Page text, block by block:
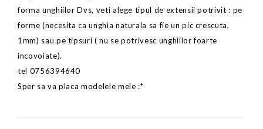
forma unghiilor Dvs, veti alege tipul de extensii potrivit : pe
forme (necesita ca unghia naturala sa fie un pic crescuta,
1mm) sau pe tipsuri ( nu se potrivesc unghiilor foarte
incovoiate).
tel 0756394640
Sper sa va placa modelele mele :*